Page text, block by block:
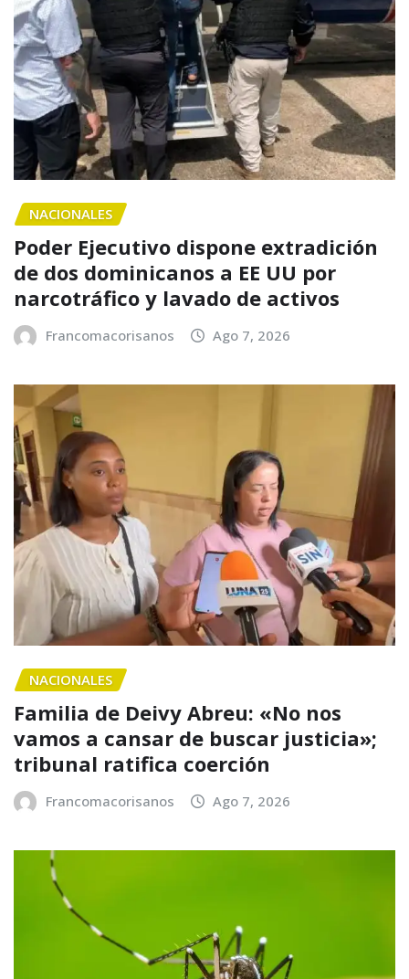
NACIONALES
Poder Ejecutivo dispone extradición
de dos dominicanos a EE UU por
narcotráfico y lavado de activos
Francomacorisanos Ago 7, 2026
NACIONALES
Familia de Deivy Abreu: «No nos
vamos a cansar de buscar justicia»;
tribunal ratifica coerción
Francomacorisanos Ago 7, 2026